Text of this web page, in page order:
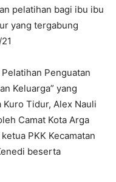
pelatihan bagi ibu ibu
yang tergabung
Penguatan
Keluarga” yang
Tidur, Alex Nauli
Camat Kota Arga
PKK Kecamatan
beserta